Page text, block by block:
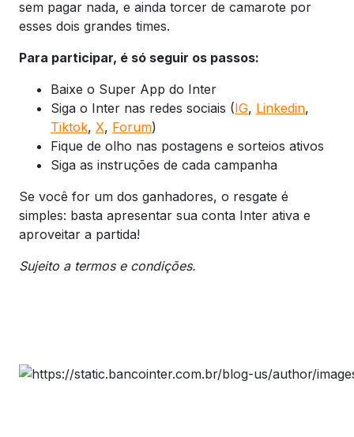
sem pagar nada, e ainda torcer de camarote por
esses dois grandes times.
Para participar, é só seguir os passos:
Baixe o Super App do Inter
Siga o Inter nas redes sociais (IG, Linkedin,
Tiktok, X, Forum)
Fique de olho nas postagens e sorteios ativos
Siga as instruções de cada campanha
Se você for um dos ganhadores, o resgate é
simples: basta apresentar sua conta Inter ativa e
aproveitar a partida!
Sujeito a termos e condições.